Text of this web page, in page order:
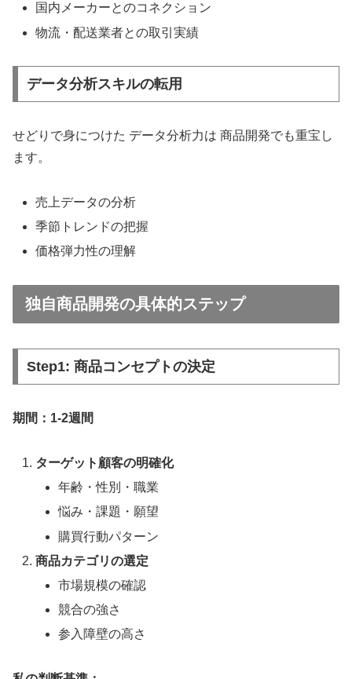
国内メーカーとのコネクション
物流・配送業者との取引実績
データ分析スキルの転用
せどりで身につけた データ分析力は 商品開発でも重宝し
ます。
売上データの分析
季節トレンドの把握
価格弾力性の理解
独自商品開発の具体的ステップ
Step1: 商品コンセプトの決定
期間：1-2週間
ターゲット顧客の明確化
年齢・性別・職業
悩み・課題・願望
購買行動パターン
商品カテゴリの選定
市場規模の確認
競合の強さ
参入障壁の高さ